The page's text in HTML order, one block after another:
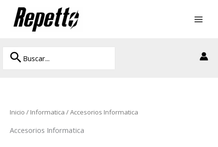
contenido
Buscar
por:
Buscar
Inicio / Informatica / Accesorios Informatica
Accesorios Informatica